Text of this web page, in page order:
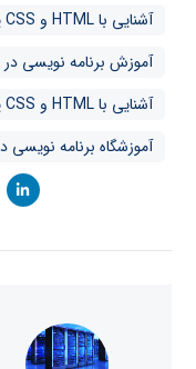
آشنایی با HTML و CSS پایه‌های طراحی وب در ساری
آموزش برنامه نویسی در
آشنایی با HTML و CSS پایه‌های طراحی وب در مازندران
آموزشگاه برنامه نویسی